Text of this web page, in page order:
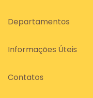
Departamentos
Informações Úteis
Contatos